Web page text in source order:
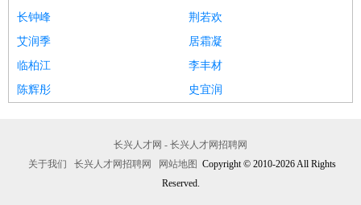
长钟峰
荆若欢
艾润季
居霜凝
临柏江
李丰材
陈辉彤
史宜润
长兴人才网 - 长兴人才网招聘网
关于我们
长兴人才网招聘网 网站地图 Copyright © 2010-2026 All Rights
Reserved.